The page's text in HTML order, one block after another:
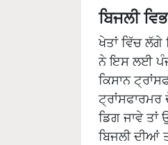
ਬਿਜਲੀ
ਖੇਤਾਂ ਵਿੱਚ
ਨੇ ਇਸ ਲਈ
ਕਿਸਾਨ
ਡਿਗ ਜਾਵੇ
ਬਿਜਲੀ ਦੀਆਂ